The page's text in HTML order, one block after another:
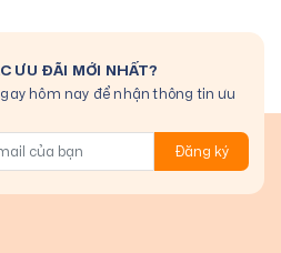
ƯU ĐÃI MỚI NHẤT?
hôm nay để nhận thông tin ưu
Đăng ký